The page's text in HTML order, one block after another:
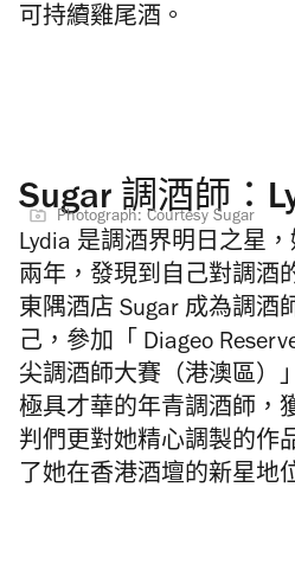
可持續雞尾酒。
Sugar 調酒師：
Photograph: Courtesy Sugar
Lydia 是調酒界明日之星
兩年，發現到自己對調酒
東隅酒店 Sugar 成為調酒
己，參加「 Diageo
尖調酒師大賽（港澳區）
極具才華的年青調酒師，
判們更對她精心調製的作
了她在香港酒壇的新星地